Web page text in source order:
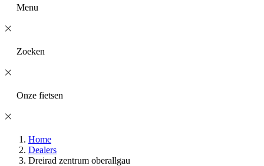
Menu
Zoeken
Onze fietsen
Home
Dealers
Dreirad zentrum oberallgau